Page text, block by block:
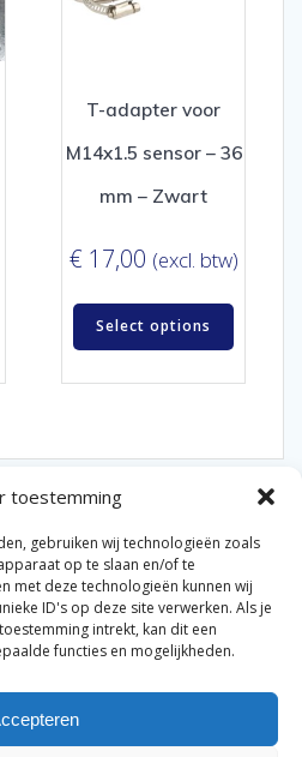
toestemming
gebruiken wij technologieën zoals
op te slaan en/of te
met deze technologieën kunnen wij
ID's op deze site verwerken. Als je
intrekt, kan dit een
functies en mogelijkheden.
T-adapter voor
M14x1.5 sensor – 36
mm – Zwart
€ 17,00 (excl. btw)
Select options
Las en Radiateurenbedrijf.
|Retourbeleid|
consumenten